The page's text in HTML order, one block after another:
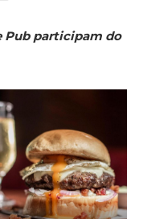
Pub participam do